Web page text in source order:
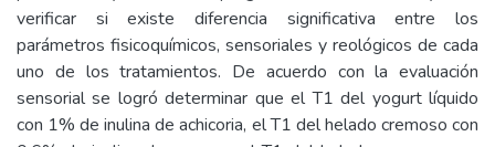
verificar si existe diferencia significativa entre los
parámetros fisicoquímicos, sensoriales y reológicos de cada
uno de los tratamientos. De acuerdo con la evaluación
sensorial se logró determinar que el T1 del yogurt líquido
con 1% de inulina de achicoria, el T1 del helado cremoso con